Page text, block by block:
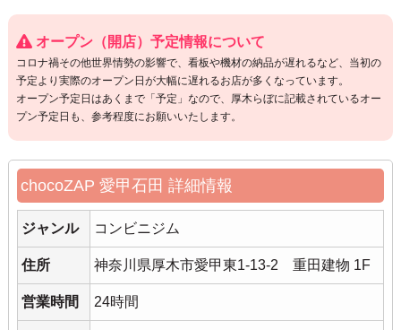
オープン（開店）予定情報について
コロナ禍その他世界情勢の影響で、看板や機材の納品が遅れるなど、当初の
予定より実際のオープン日が大幅に遅れるお店が多くなっています。
オープン予定日はあくまで「予定」なので、厚木らぼに記載されているオー
プン予定日も、参考程度にお願いいたします。
chocoZAP 愛甲石田 詳細情報
ジャンル コンビニジム
住所 神奈川県厚木市愛甲東1-13-2 重田建物 1F
営業時間 24時間